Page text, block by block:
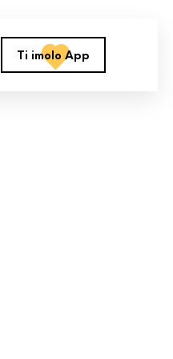
Ti imolo App